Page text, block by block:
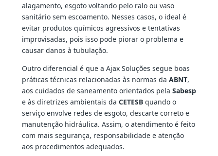
alagamento, esgoto voltando pelo ralo ou vaso
sanitário sem escoamento. Nesses casos, o ideal é
evitar produtos químicos agressivos e tentativas
improvisadas, pois isso pode piorar o problema e
causar danos à tubulação.
Outro diferencial é que a Ajax Soluções segue boas
práticas técnicas relacionadas às normas da ABNT,
aos cuidados de saneamento orientados pela Sabesp
e às diretrizes ambientais da CETESBquando o
serviço envolve redes de esgoto, descarte correto e
manutenção hidráulica. Assim, o atendimento é feito
com mais segurança, responsabilidade e atenção
aos procedimentos adequados.